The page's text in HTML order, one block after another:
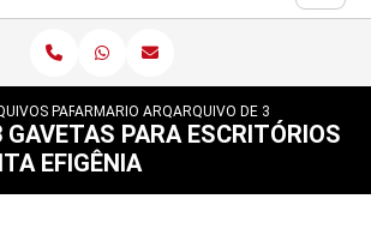
PARA ESCRITORIOS
ARMARIO ARQUIVO PARA ESCRITORIO
ARQUIVO DE 3 GAVETAS
GAVETAS PARA ESCRITÓRIOS
EFIGÊNIA